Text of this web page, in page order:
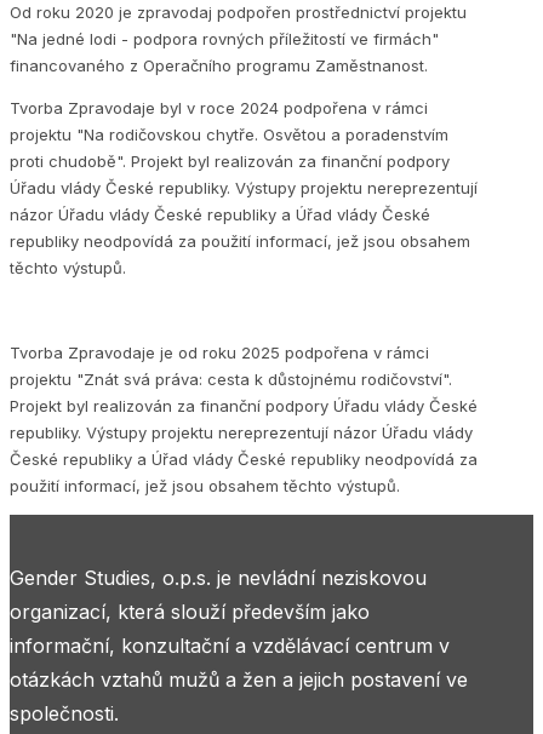
Od roku 2020 je zpravodaj podpořen prostřednictví projektu
"Na jedné lodi - podpora rovných příležitostí ve firmách"
financovaného z Operačního programu Zaměstnanost.
Tvorba Zpravodaje byl v roce 2024 podpořena v rámci
projektu "Na rodičovskou chytře. Osvětou a poradenstvím
proti chudobě". Projekt byl realizován za finanční podpory
Úřadu vlády České republiky. Výstupy projektu nereprezentují
názor Úřadu vlády České republiky a Úřad vlády České
republiky neodpovídá za použití informací, jež jsou obsahem
těchto výstupů.
Tvorba Zpravodaje je od roku 2025 podpořena v rámci
projektu "Znát svá práva: cesta k důstojnému rodičovství".
Projekt byl realizován za finanční podpory Úřadu vlády České
republiky. Výstupy projektu nereprezentují názor Úřadu vlády
České republiky a Úřad vlády České republiky neodpovídá za
použití informací, jež jsou obsahem těchto výstupů.
Gender Studies, o.p.s. je nevládní neziskovou
organizací, která slouží především jako
informační, konzultační a vzdělávací centrum v
otázkách vztahů mužů a žen a jejich postavení ve
společnosti.